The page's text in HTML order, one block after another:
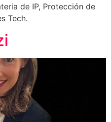
de IP, Protección de
Tech.